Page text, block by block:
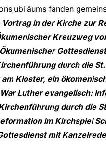
fanden
Vortrag in der Kirche zur
Kreuzweg
durch die
am Kloster, ein
Luther evangelisch:
Kirchenführung durch die
im Kirchspiel
mit